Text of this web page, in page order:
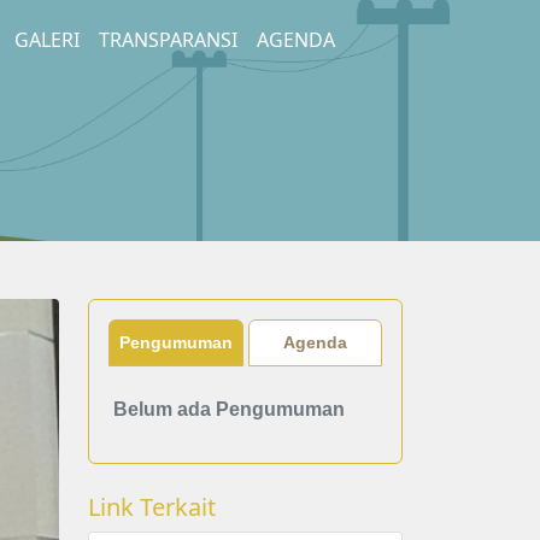
GALERI TRANSPARANSI AGENDA
Pengumuman Agenda
Belum ada Pengumuman
Link Terkait